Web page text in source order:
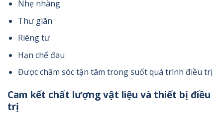
Nhẹ nhàng
Thư giãn
Riêng tư
Hạn chế đau
Được chăm sóc tận tâm trong suốt quá trình điều trị
Cam kết chất lượng vật liệu và thiết bị điều
trị